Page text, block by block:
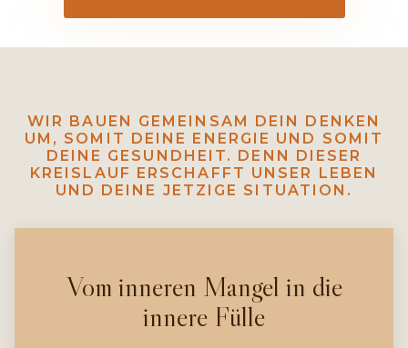
WIR BAUEN GEMEINSAM DEIN DENKEN
UM, SOMIT DEINE ENERGIE UND SOMIT
DEINE GESUNDHEIT. DENN DIESER
KREISLAUF ERSCHAFFT UNSER LEBEN
UND DEINE JETZIGE SITUATION.
Vom inneren Mangel in die
innere Fülle